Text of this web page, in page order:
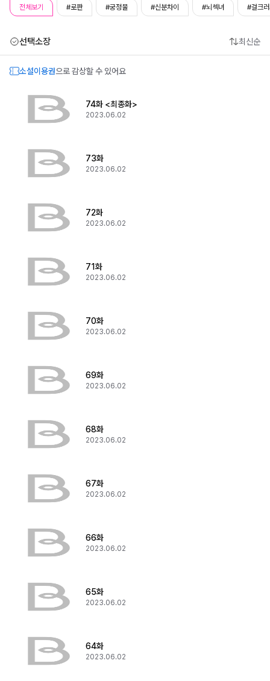
전체보기 #로판 #궁정물 #신분차이 #뇌섹녀 #걸크
선택소장 최신순
소설이용권으로 감상할 수 있어요
74화 <최종화>
2023.06.02
73화
2023.06.02
72화
2023.06.02
71화
2023.06.02
70화
2023.06.02
69화
2023.06.02
68화
2023.06.02
67화
2023.06.02
66화
2023.06.02
65화
2023.06.02
64화
2023.06.02